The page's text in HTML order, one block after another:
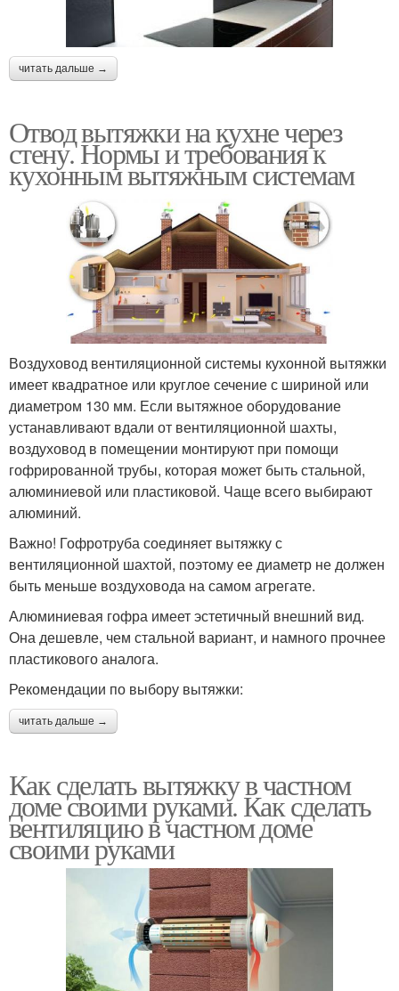
читать дальше →
Отвод вытяжки на кухне через
стену. Нормы и требования к
кухонным вытяжным системам
Воздуховод вентиляционной системы кухонной вытяжки
имеет квадратное или круглое сечение с шириной или
диаметром 130 мм. Если вытяжное оборудование
устанавливают вдали от вентиляционной шахты,
воздуховод в помещении монтируют при помощи
гофрированной трубы, которая может быть стальной,
алюминиевой или пластиковой. Чаще всего выбирают
алюминий.
Важно! Гофротруба соединяет вытяжку с
вентиляционной шахтой, поэтому ее диаметр не должен
быть меньше воздуховода на самом агрегате.
Алюминиевая гофра имеет эстетичный внешний вид.
Она дешевле, чем стальной вариант, и намного прочнее
пластикового аналога.
Рекомендации по выбору вытяжки:
читать дальше →
Как сделать вытяжку в частном
доме своими руками. Как сделать
вентиляцию в частном доме
своими руками